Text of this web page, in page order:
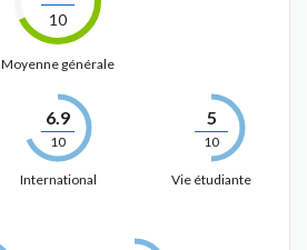
10
Moyenne générale
6.9
10
International
5
10
Vie étudiante